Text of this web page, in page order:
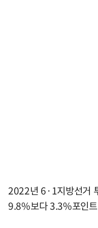
2022년 6·1지방선거
9.8%보다 3.3%포인